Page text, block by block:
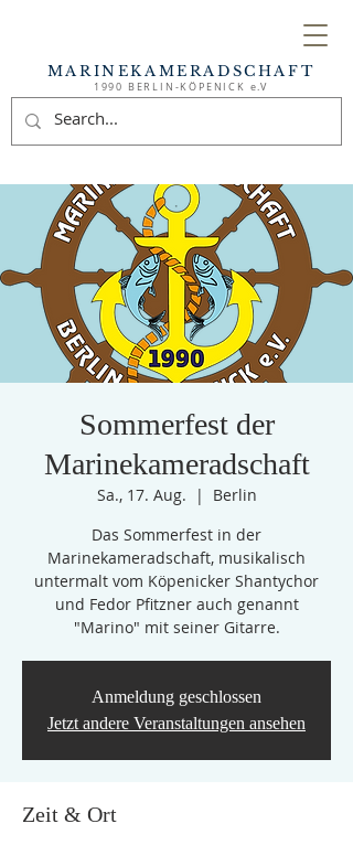
MARINEKAMERADSCHAFT
1990 BERLIN-KÖPENICK e.V
Sommerfest der
Marinekameradschaft
Sa., 17. Aug.
  |
Berlin
Das Sommerfest in der
Marinekameradschaft, musikalisch
untermalt vom Köpenicker Shantychor
und Fedor Pfitzner auch genannt
"Marino" mit seiner Gitarre.
Anmeldung geschlossen
Jetzt andere Veranstaltungen ansehen
Zeit & Ort